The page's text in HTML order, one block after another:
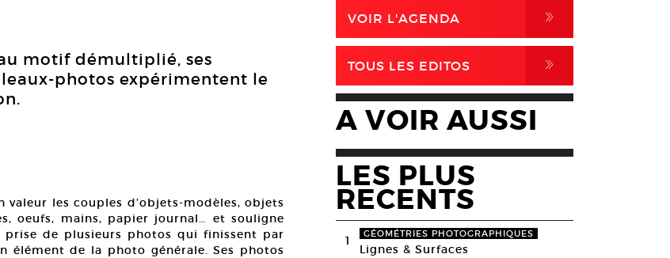
motif démultiplié, ses
photos expérimentent le
les couples d’objets-modèles, objets
oeufs, mains, papier journal… et souligne
prise de plusieurs photos qui finissent par
élément de la photo générale. Ses photos
VOIR L'AGENDA ,
TOUS LES EDITOS ,
A VOIR AUSSI
LES PLUS
RECENTS
1 GÉOMÉTRIES PHOTOGRAPHIQUES
Lignes & Surfaces